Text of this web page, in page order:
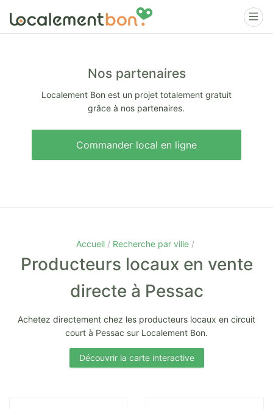
Nos partenaires
Localement Bon est un projet totalement gratuit
grâce à nos partenaires.
Commander local en ligne
Accueil Recherche par ville
Producteurs locaux en vente
directe à Pessac
Achetez directement chez les producteurs locaux en circuit
court à Pessac sur Localement Bon.
Découvrir la carte interactive